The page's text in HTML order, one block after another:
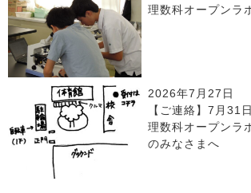
理数科オープンラ
2026年7月27日
【ご連絡】7月31
理数科オープンラ
のみなさまへ